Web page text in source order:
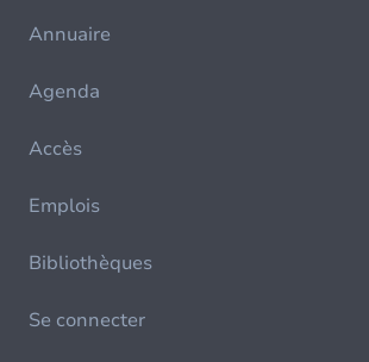
Annuaire
Agenda
Accès
Emplois
Bibliothèques
Se connecter